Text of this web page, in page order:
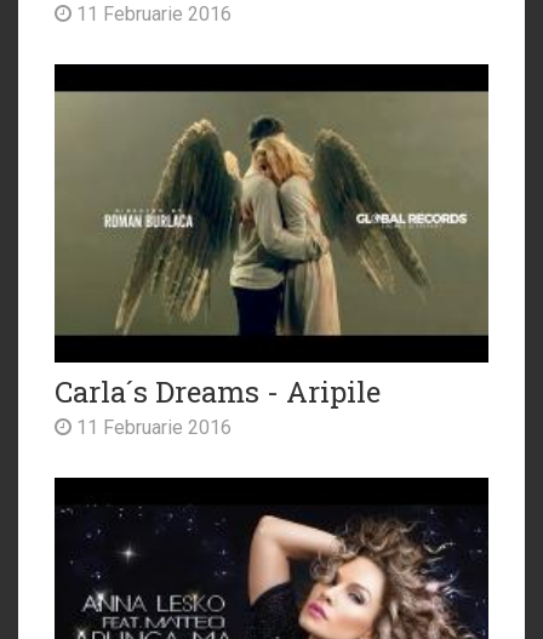
11 Februarie 2016
Carla´s Dreams - Aripile
11 Februarie 2016